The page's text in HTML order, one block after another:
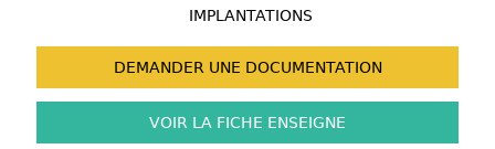
IMPLANTATIONS
DEMANDER UNE DOCUMENTATION
VOIR LA FICHE ENSEIGNE